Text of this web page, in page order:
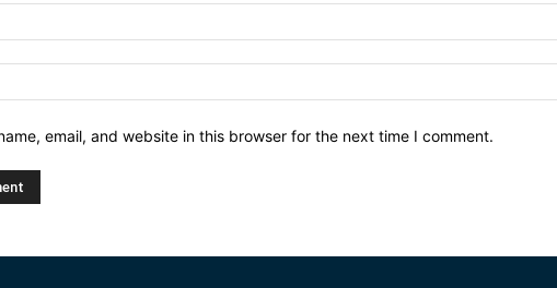
email, and website in this browser for the next time I comment.